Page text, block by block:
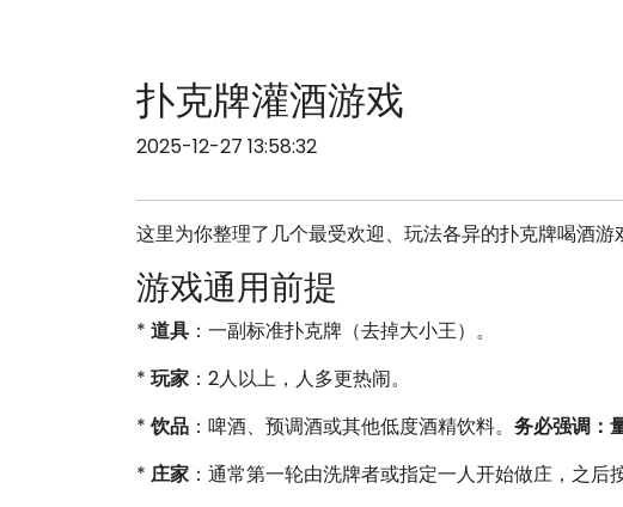
扑克牌灌酒游戏
2025-12-27 13:58:32
这里为你整理了几个最受欢迎、玩法各异的扑克牌喝酒游
游戏通用前提
* 道具 ：一副标准扑克牌（去掉大小王）。
* 玩家 ：2人以上，人多更热闹。
*饮品 ：啤酒、预调酒或其他低度酒精饮料。 务必强调：
* 庄家 ：通常第一轮由洗牌者或指定一人开始做庄，之后